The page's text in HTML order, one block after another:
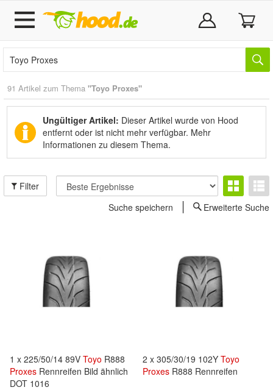
91 Artikel zum Thema "Toyo Proxes"
Ungültiger Artikel: Dieser Artikel wurde von Hood
entfernt oder ist nicht mehr verfügbar. Mehr
Informationen zu diesem Thema.
Filter
Suche speichern
Erweiterte Suche
1 x 225/50/14 89V Toyo R888
Proxes Rennreifen Bild ähnlich
DOT 1016
2 x 305/30/19 102Y Toyo
Proxes R888 Rennreifen